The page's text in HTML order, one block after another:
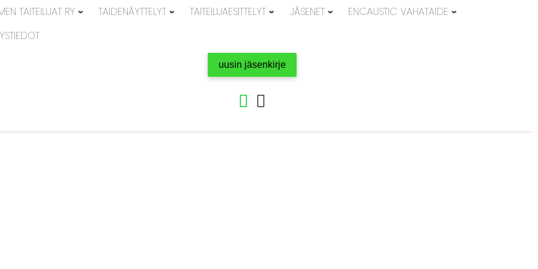
TAITEILIJAT RY TAIDENÄYTTELYT TAITEILIJAESITTELYT JÄSENET
ENCAUSTIC VAHATAIDE
uusin jäsenkirje